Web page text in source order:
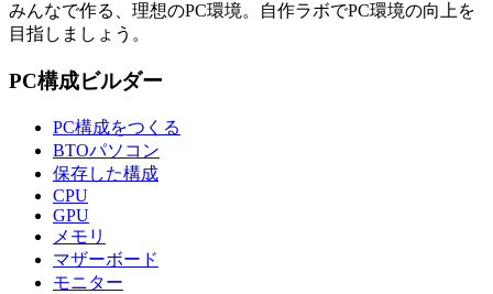
みんなで作る、理想のPC環境。 自作ラボでPC環境の向上を
目指しましょう。
PC構成ビルダー
PC構成をつくる
BTOパソコン
保存した構成
CPU
GPU
メモリ
マザーボード
モニター